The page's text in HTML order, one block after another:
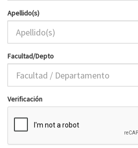
Apellido(s)
Facultad/Depto
Verificación